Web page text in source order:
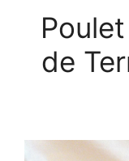
de